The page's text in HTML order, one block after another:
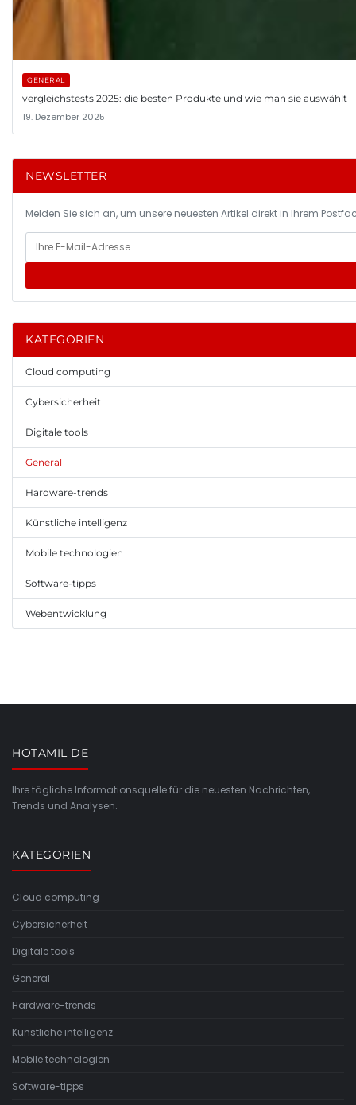
GENERAL
vergleichstests 2025: die besten Produkte und wie man sie auswählt
19. Dezember 2025
NEWSLETTER
Melden Sie sich an, um unsere neuesten Artikel direkt in Ihrem
KATEGORIEN
Cloud computing
Cybersicherheit
Digitale tools
General
Hardware-trends
Künstliche intelligenz
Mobile technologien
Software-tipps
Webentwicklung
HOTAMIL DE
Ihre tägliche Informationsquelle für die neuesten Nachrichten,
Trends und Analysen.
KATEGORIEN
Cloud computing
Cybersicherheit
Digitale tools
General
Hardware-trends
Künstliche intelligenz
Mobile technologien
Software-tipps